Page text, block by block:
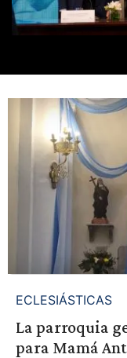
ECLESIÁSTICAS
La parroquia
para Mamá